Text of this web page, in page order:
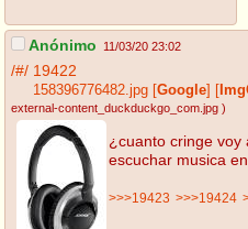
Anónimo 11/03/20 23:02
/#/ 19422
158396776482.jpg Google
external-content_duckduckgo_com.jpg )
¿cuanto cringe voy
escuchar musica
>>>19423 >>>19424